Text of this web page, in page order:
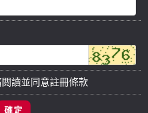
讀並同意註冊條款
確定